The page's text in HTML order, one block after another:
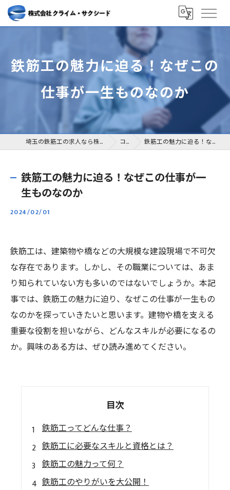
鉄筋工の魅力に迫る！なぜこの
仕事が一生ものなのか
埼玉の鉄筋工の求人なら株式会社クライム・サクシード コラム 鉄筋工の魅力に迫る！なぜこの仕事が一生ものなのか
鉄筋工の魅力に迫る！なぜこの仕事が一
生ものなのか
2024/02/01
鉄筋工は、建築物や橋などの大規模な建設現場で不可欠
な存在であります。しかし、その職業については、あま
り知られていない方も多いのではないでしょうか。本記
事では、鉄筋工の魅力に迫り、なぜこの仕事が一生もの
なのかを探っていきたいと思います。建物や橋を支える
重要な役割を担いながら、どんなスキルが必要になるの
か。興味のある方は、ぜひ読み進めてください。
目次
鉄筋工ってどんな仕事？
鉄筋工に必要なスキルと資格とは？
鉄筋工の魅力って何？
鉄筋工のやりがいを大公開！